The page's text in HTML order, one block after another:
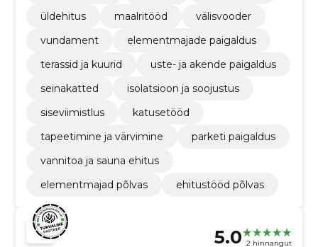
üldehitus
maalritööd
välisvooder
vundament
elementmajade paigaldus
terassid ja kuurid
uste- ja akende paigaldus
seinakatted
isolatsioon ja soojustus
siseviimistlus
katusetööd
tapeetimine ja värvimine
parketi paigaldus
vannitoa ja sauna ehitus
elementmajad põlvas
ehitustööd põlvas
5.0 2 hinnangut